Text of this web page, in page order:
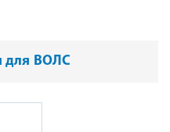
для ВОЛС